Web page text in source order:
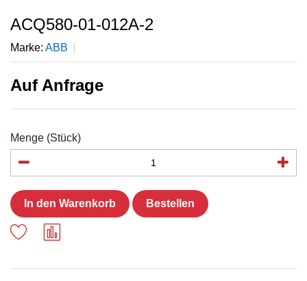
ACQ580-01-012A-2
Marke: ABB
Auf Anfrage
Menge (Stück)
In den Warenkorb Bestellen